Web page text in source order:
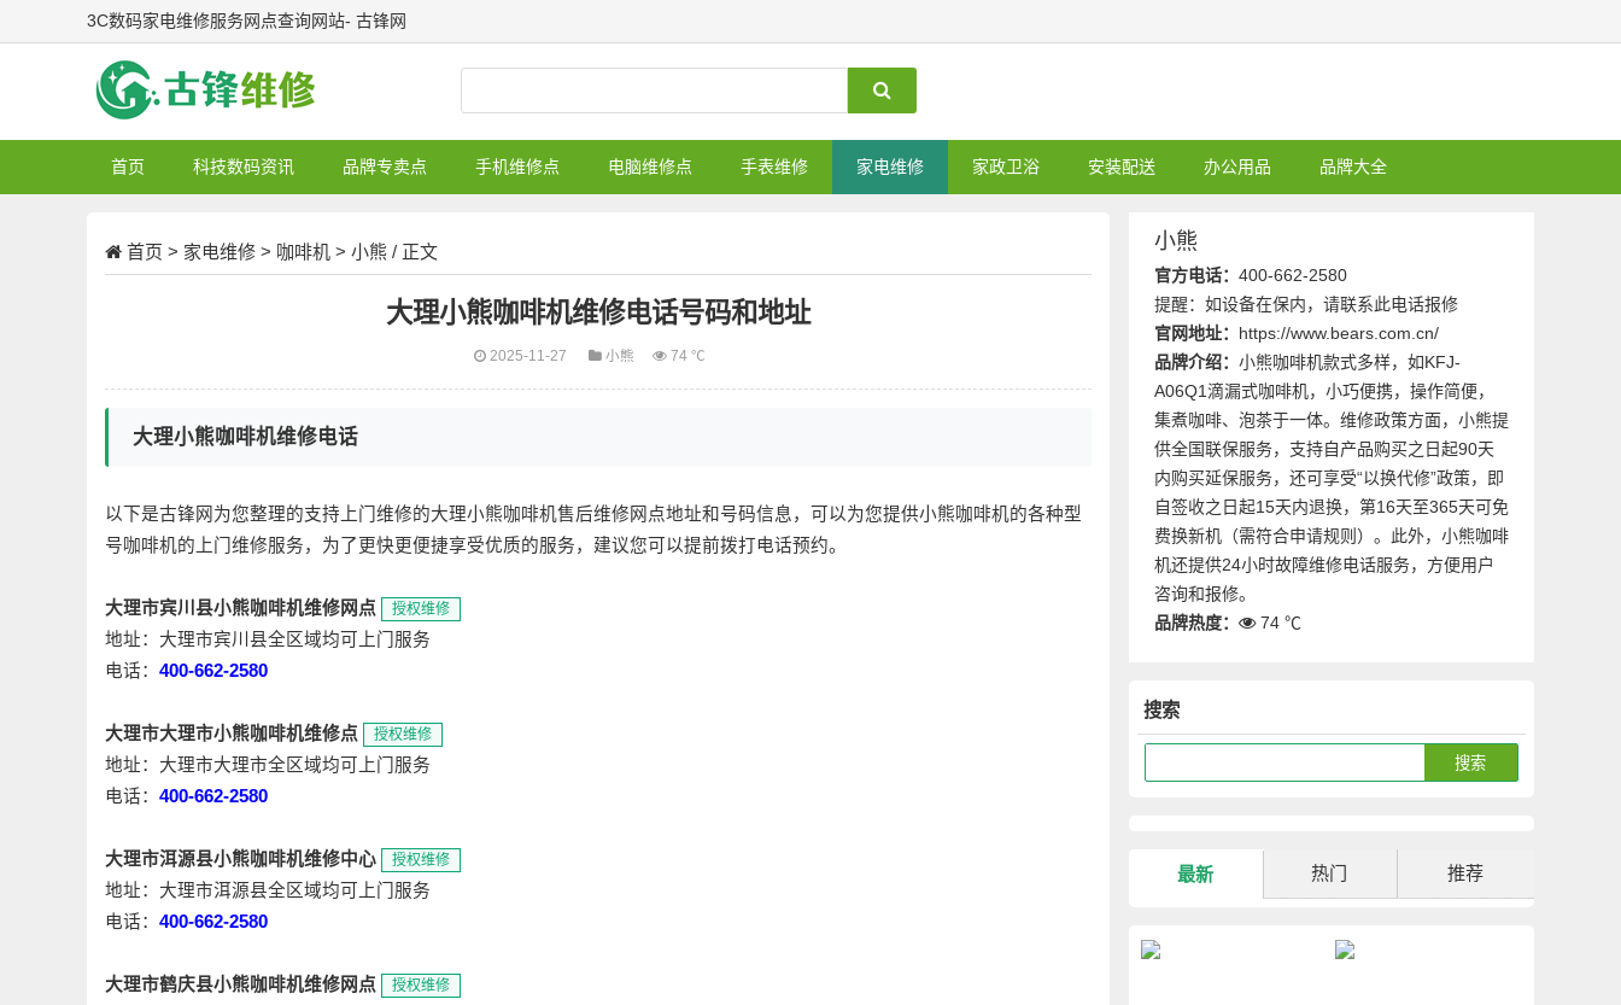
3C数码家电维修服务网点查询网站- 古锋网
首页 科技数码资讯 品牌专卖点 手机维修点 电脑维修点 手表维修 家电维修 家政卫浴 安装配送 办公用品 品牌大全
首页 > 家电维修 > 咖啡机 > 小熊 / 正文
大理小熊咖啡机维修电话号码和地址
2025-11-27 小熊 74 ℃
大理小熊咖啡机维修电话
以下是古锋网为您整理的支持上门维修的大理小熊咖啡机售后维修网点地址和号码信息，可以为您提供小熊咖啡机的各种型
号咖啡机的上门维修服务，为了更快更便捷享受优质的服务，建议您可以提前拨打电话预约。
大理市宾川县小熊咖啡机维修网点 授权维修
地址：大理市宾川县全区域均可上门服务
电话： 400-662-2580
大理市大理市小熊咖啡机维修点 授权维修
地址：大理市大理市全区域均可上门服务
电话： 400-662-2580
大理市洱源县小熊咖啡机维修中心 授权维修
地址：大理市洱源县全区域均可上门服务
电话： 400-662-2580
大理市鹤庆县小熊咖啡机维修网点 授权维修
小熊
官方电话： 400-662-2580
提醒：如设备在保内，请联系此电话报修
官网地址： https://www.bears.com.cn/
品牌介绍： 小熊咖啡机款式多样，如KFJ-
A06Q1滴漏式咖啡机，小巧便携，操作简便，
集煮咖啡、泡茶于一体。维修政策方面，小熊提
供全国联保服务，支持自产品购买之日起90天
内购买延保服务，还可享受“以换代修”政策，即
自签收之日起15天内退换，第16天至365天可免
费换新机（需符合申请规则）。此外，小熊咖啡
机还提供24小时故障维修电话服务，方便用户
咨询和报修。
品牌热度：
74 ℃
搜索
最新 热门 推荐